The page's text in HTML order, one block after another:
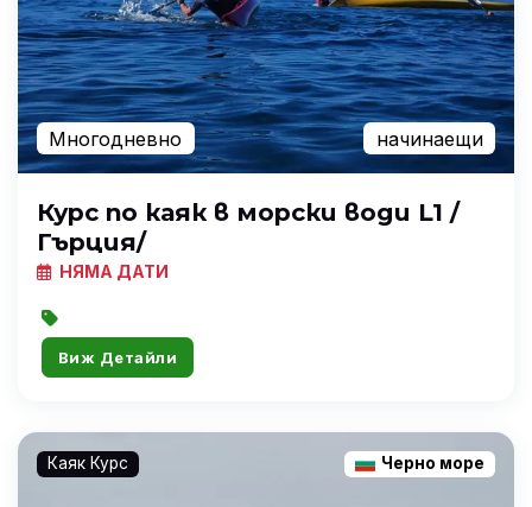
Многодневно начинаещи
Курс по каяк в морски води L1 /
Гърция/
НЯМА ДАТИ
Виж Детайли
Каяк Курс Черно море